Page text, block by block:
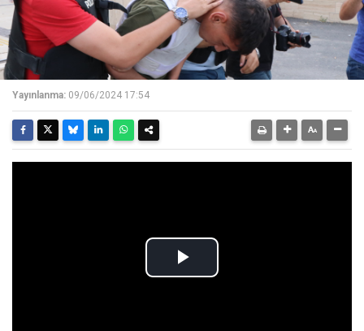
Yayınlanma: 09/06/2024 17:54